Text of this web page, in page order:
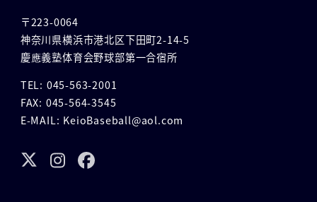
〒223-0064
神奈川県横浜市港北区下田町2-14-5
慶應義塾体育会野球部第一合宿所
TEL: 045-563-2001
FAX: 045-564-3545
E-MAIL: KeioBaseball@aol.com